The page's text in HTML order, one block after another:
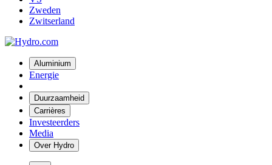
Zweden
Zwitserland
Aluminium
Energie
Duurzaamheid
Carrières
Investeerders
Media
Over Hydro